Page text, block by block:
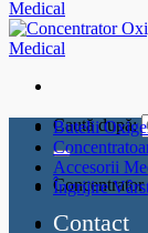
Caută după:
Butelii
Accesorii
Îngrijire
Contact